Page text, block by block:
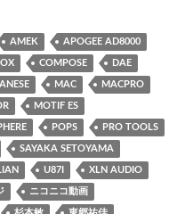
AMEK APOGEE AD8000
COMPOSE DAE
MAC MACPRO
MOTIF ES
POPS PRO TOOLS
SAYAKA SETOYAMA
U87I XLN AUDIO
ニコニコ動画